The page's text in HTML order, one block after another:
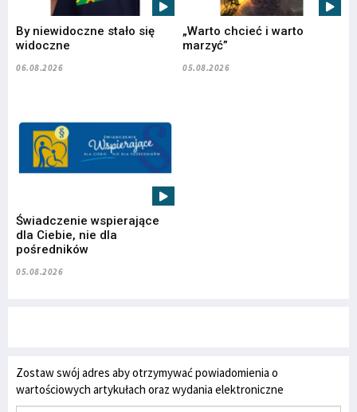
By niewidoczne stało się
widoczne
06.08.2026
„Warto chcieć i warto
marzyć”
05.08.2026
Świadczenie wspierające
dla Ciebie, nie dla
pośredników
05.08.2026
Zostaw swój adres aby otrzymywać powiadomienia o
wartościowych artykułach oraz wydania elektroniczne